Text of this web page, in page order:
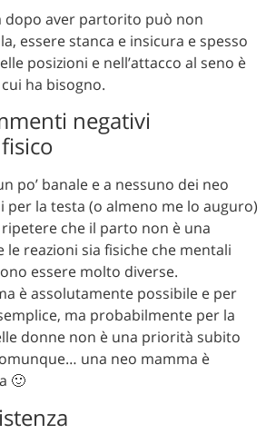
dopo aver partorito può non
essere stanca e insicura e spesso
posizioni e nell’attacco al seno è
ha bisogno.
negativi
po’ banale e a nessuno dei neo
per la testa (o almeno me lo auguro)
che il parto non è una
le reazioni sia fisiche che mentali
essere molto diverse.
è assolutamente possibile e per
ma probabilmente per la
donne non è una priorità subito
una neo mamma è
🙂